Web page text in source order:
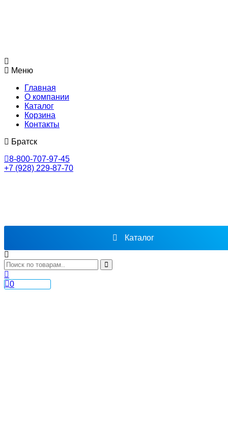
Меню
Главная
О компании
Каталог
Корзина
Контакты
Братск
8-800-707-97-45
+7 (928) 229-87-70
Каталог
0